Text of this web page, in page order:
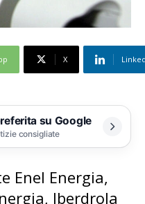
X
su Google
consigliate
Enel Energia,
Iberdrola